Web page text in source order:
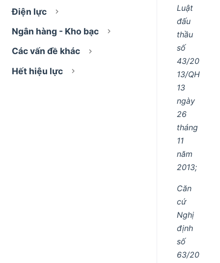
Điện lực
Ngân hàng - Kho bạc
Các vấn đề khác
Hết hiệu lực
Luật
đấu
thầu
số
43/20
13/QH
13
ngày
26
tháng
11
năm
2013;
Căn
cứ
Nghị
định
số
63/20